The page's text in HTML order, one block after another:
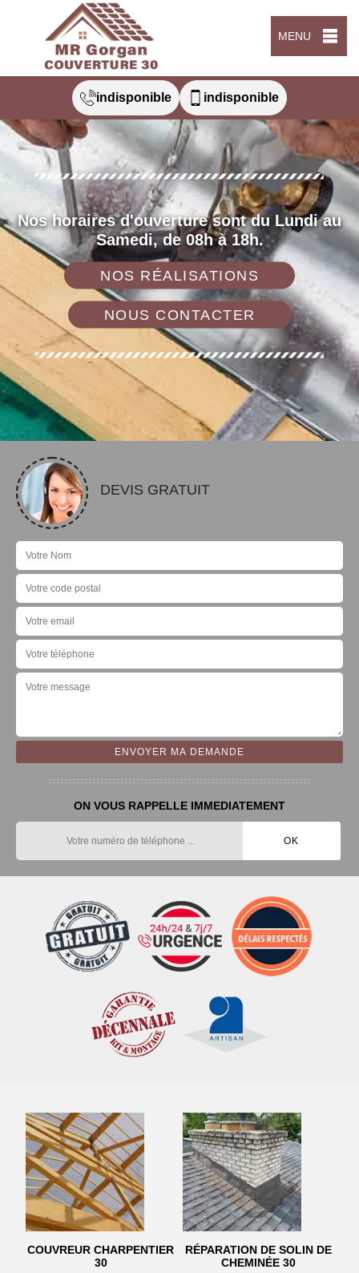
MENU
indisponible indisponible
Nos horaires d'ouverture sont du Lundi au
Samedi, de 08h à 18h.
NOS RÉALISATIONS
NOUS CONTACTER
DEVIS GRATUIT
ON VOUS RAPPELLE IMMEDIATEMENT
COUVREUR CHARPENTIER
30
RÉPARATION DE SOLIN DE
CHEMINÉE 30